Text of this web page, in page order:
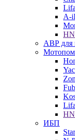
A-
АВР для
ИБП